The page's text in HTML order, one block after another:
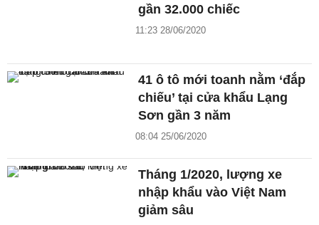
gần 32.000 chiếc
11:23 28/06/2020
41 ô tô mới toanh nằm ‘đắp
chiếu’ tại cửa khẩu Lạng
Sơn gần 3 năm
08:04 25/06/2020
Tháng 1/2020, lượng xe
nhập khẩu vào Việt Nam
giảm sâu